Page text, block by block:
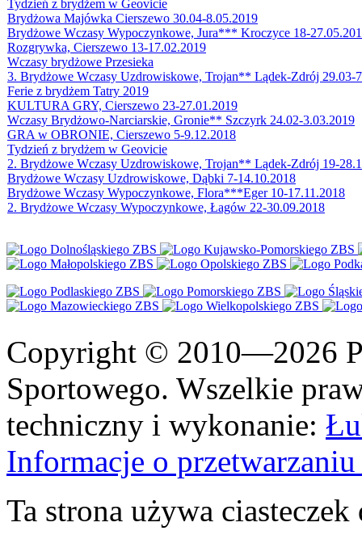
Tydzień z brydżem w Geovicie
Brydżowa Majówka Cierszewo 30.04-8.05.2019
Brydżowe Wczasy Wypoczynkowe, Jura*** Kroczyce 18-
Rozgrywka, Cierszewo 13-17.02.2019
Wczasy brydżowe Przesieka
3. Brydżowe Wczasy Uzdrowiskowe, Trojan** Lądek-Zdrój 29.03-
Ferie z brydżem Tatry 2019
KULTURA GRY, Cierszewo 23-27.01.2019
Wczasy Brydżowo-Narciarskie, Gronie** Szczyrk 24.02-3.03.2019
GRA w OBRONIE, Cierszewo 5-9.12.2018
Tydzień z brydżem w Geovicie
2. Brydżowe Wczasy Uzdrowiskowe, Trojan** Lądek-Zdrój 19-
Brydżowe Wczasy Uzdrowiskowe, Dąbki 7-14.10.2018
Brydżowe Wczasy Wypoczynkowe, Flora***Eger 10-17.11.2018
2. Brydżowe Wczasy Wypoczynkowe, Łagów 22-30.09.2018
Copyright © 2010—2026
Sportowego. Wszelkie
techniczny i wykonanie:
Informacje o
Ta strona używa